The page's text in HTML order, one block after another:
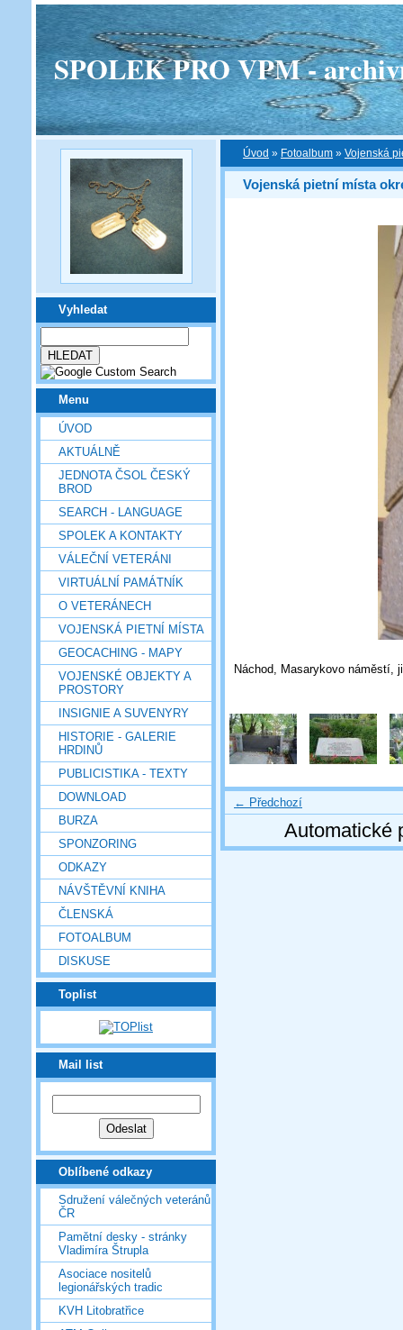
SPOLEK PRO VPM -
Vyhledat
Menu
ÚVOD
AKTUÁLNĚ
JEDNOTA ČSOL ČESKÝ
BROD
SEARCH - LANGUAGE
SPOLEK A KONTAKTY
VÁLEČNÍ VETERÁNI
VIRTUÁLNÍ PAMÁTNÍK
O VETERÁNECH
VOJENSKÁ PIETNÍ MÍSTA
GEOCACHING - MAPY
VOJENSKÉ OBJEKTY A
PROSTORY
INSIGNIE A SUVENYRY
HISTORIE - GALERIE
HRDINŮ
PUBLICISTIKA - TEXTY
DOWNLOAD
BURZA
SPONZORING
ODKAZY
NÁVŠTĚVNÍ KNIHA
ČLENSKÁ
FOTOALBUM
DISKUSE
Toplist
Mail list
Oblíbené odkazy
Sdružení válečných veteránů
ČR
Pamětní desky - stránky
Vladimíra Štrupla
Asociace nositelů
legionářských tradic
KVH Litobratřice
Úvod » Fotoalbum » Vojenská
Vojenská pietní místa
Náchod, Masarykovo náměstí,
← Předchozí
Automatické